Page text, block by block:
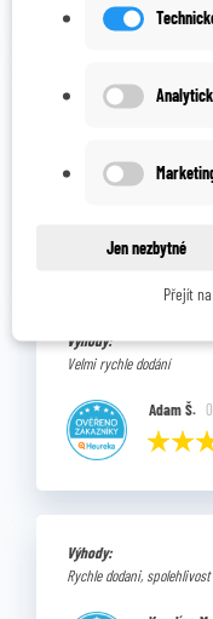
Výhody:
Rychlé dodání
Výhody:
Velmi rychle dodání
Adam Š.
Výhody:
Rychle dodani, spolehlivost
Jen nezbytné
Přejít